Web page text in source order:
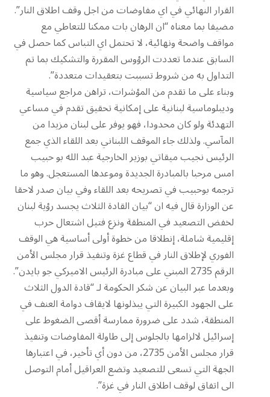
القرار النهائي في اي مفاوضات من اجل وقف اطلاق النار”.
مضيفا بما معناه “ان الرهان بات ممكنا للتعاطي مع
مواقف واضحة ونهائية، لا تحتمل اي التباس كما حصل في
السابق عندما تعددت الرؤوس المقررة والتشكيك بما تم
التداول به من شروط تسببت بتعقيدات متعددة”.
وبناء على ما تقدم من المؤشرات، تراهن مراجع سياسية
وديبلوماسية لبنانية على إمكانية تحقيق تقدم في مساعي
التهدئة ولو كان محدودا، فهو يوفر على لبنان مزيدا من
المآسي. ولذلك جاء الموقف اللبناني بعد اللقاء الذي جمع
الرئيس نجيب ميقاتي بوزير الخارجية عبد الله بو حبيب
امس مرحبا بالمبادرة الجديدة وموعدها المستعجل. وهو ما
ترجمه بوحبيب في تصريحه بعد اللقاء وفي بيان صدر لاحقا
عن الوزارة قال فيه ان “بيان القادة الثلاث يجسد رؤية لبنان
لخفض التصعيد في المنطقة ونزع فتيل اشتعال حرب
إقليمية شاملة، إنطلاقا من خطوة أولى أساسية هي الوقف
الفوري لإطلاق النار في قطاع غزة وتنفيذ قرار مجلس الأمن
الرقم 2735 المبني على مبادرة الرئيس الاميركي جو بايدن”.
وبعدما عبر البيان عن شكر الحكومة لـ “قادة الدول الثلاث
على الجهود الكبيرة التي يبذلونها لايقاف دوامة العنف في
المنطقة، شدد على ضرورة ممارسة أقصى الضغوط على
إسرائيل لالزامها بالجلوس إلى طاولة المفاوضات وتنفيذ
قرار مجلس الأمن 2735، من دون أي تأخير، في اعتبارها
الجهة التي تسعى للتصعيد وتضع العراقيل أمام التوصل
الى اتفاق لوقف اطلاق النار في غزة”.